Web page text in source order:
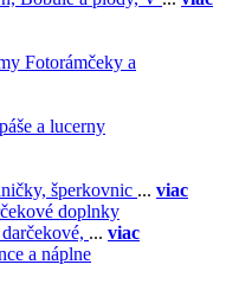
Fotorámčeky a
a lucerny
šperkovnic ... viac
doplnky
... viac
a náplne